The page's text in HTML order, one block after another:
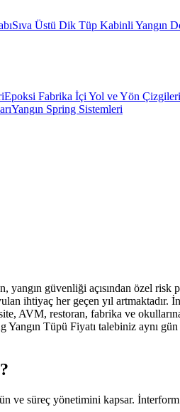
Sıva Üstü Dik Tüp Kabinli Yangın
Epoksi Fabrika İçi Yol ve Yön Çizgileri
Yangın Spring Sistemleri
güvenliği açısından özel risk
ihtiyaç her geçen yıl artmaktadır.
AVM, restoran, fabrika ve
Tüpü Fiyatı talebiniz aynı gün
süreç yönetimini kapsar.